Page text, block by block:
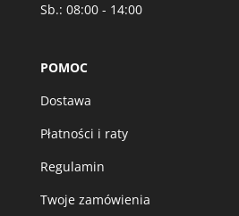
Sb.: 08:00 - 14:00
POMOC
Dostawa
Płatności i raty
Regulamin
Twoje zamówienia